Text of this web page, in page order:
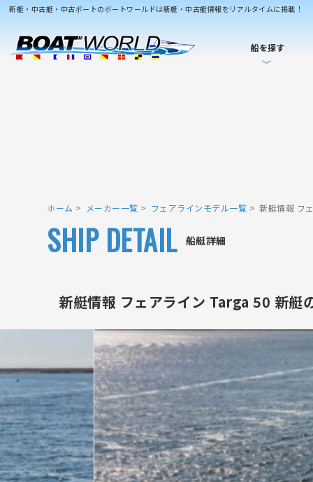
新艇・中古艇・中古ボートのボートワールドは新艇・中古艇情報をリアルタイムに掲載！
船を探す
ホーム メーカー一覧 フェアラインモデル一覧 新艇情報 フ
船艇詳細
SHIP DETAIL
新艇情報 フェアライン Targa 50 新